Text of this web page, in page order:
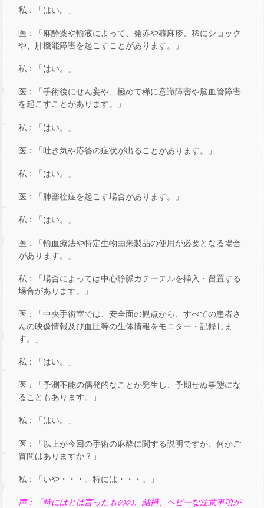
私：「はい。」
医：「麻酔薬や輸液によって、発赤や蕁麻疹、稀にショック
や、肝機能障害を起こすことがあります。」
私：「はい。」
医：「手術後にせん妄や、極めて稀に意識障害や脳血管障害
を起こすことがあります。」
私：「はい。」
医：「吐き気や応答の症状が出ることがあります。」
私：「はい。」
医：「肺塞栓症を起こす場合があります。」
私：「はい。」
医：「輸血療法や特定生物由来製品の使用が必要となる場合
があります。」
私：「場合によっては中心静脈カテーテルを挿入・留置する
場合があります。」
医：「中央手術室では、安全面の観点から、すべての患者さ
んの映像情報及び血圧等の生体情報をモニター・記録しま
す。」
私：「はい。」
医：「予測不能の偶発的なことが発生し、予期せぬ事態にな
ることもあります。」
私：「はい。」
医：「以上が今回の手術の麻酔に関する説明ですが、何かご
質問はありますか？」
私：「いや・・・。特には・・・。」
声：「特にはとは言ったものの、結構、ヘビーな注意事項が